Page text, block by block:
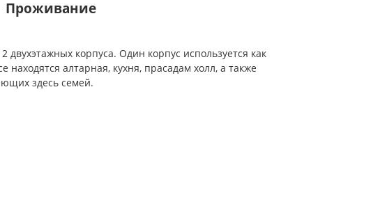
Проживание
корпуса. Один корпус используется как
находятся алтарная, кухня, прасадам холл, а также
здесь семей.